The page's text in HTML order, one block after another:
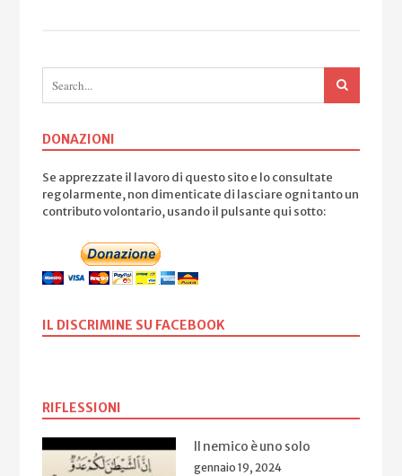
DONAZIONI
Se apprezzate il lavoro di questo sito e lo consultate
regolarmente, non dimenticate di lasciare ogni tanto un
contributo volontario, usando il pulsante qui sotto:
IL DISCRIMINE SU FACEBOOK
RIFLESSIONI
Il nemico è uno solo
gennaio 19, 2024